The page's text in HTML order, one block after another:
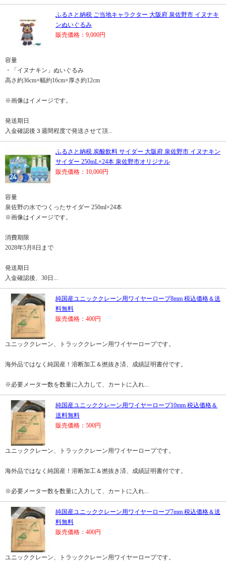
ふるさと納税 ご当地キャラクター 大阪府 泉佐野市 イヌナキ
ンぬいぐるみ
販売価格：9,000円
容量
・「イヌナキン」ぬいぐるみ
高さ約36cm×幅約16cm×厚さ約12cm
※画像はイメージです。
発送期日
入金確認後３週間程度で発送させて頂...
ふるさと納税 炭酸飲料 サイダー 大阪府 泉佐野市 イヌナキン
サイダー 250mL×24本 泉佐野市オリジナル
販売価格：10,000円
容量
泉佐野の水でつくったサイダー 250ml×24本
※画像はイメージです。
消費期限
2028年5月8日まで
発送期日
入金確認後、30日...
純国産ユニッククレーン用ワイヤーロープ8mm 税込価格＆送
料無料
販売価格：400円
ユニッククレーン、トラッククレーン用ワイヤーロープです。
海外品ではなく純国産！溶断加工＆撚抜き済、成績証明書付です。
※必要メーター数を数量に入力して、カートに入れ...
純国産ユニッククレーン用ワイヤーロープ10mm 税込価格＆
送料無料
販売価格：500円
ユニッククレーン、トラッククレーン用ワイヤーロープです。
海外品ではなく純国産！溶断加工＆撚抜き済、成績証明書付です。
※必要メーター数を数量に入力して、カートに入れ...
純国産ユニッククレーン用ワイヤーロープ7mm 税込価格＆送
料無料
販売価格：400円
ユニッククレーン、トラッククレーン用ワイヤーロープです。